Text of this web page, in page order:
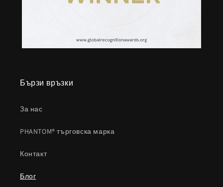
Бързи връзки
За нас
PHANTOM® търговска марка
Контакт
Блог